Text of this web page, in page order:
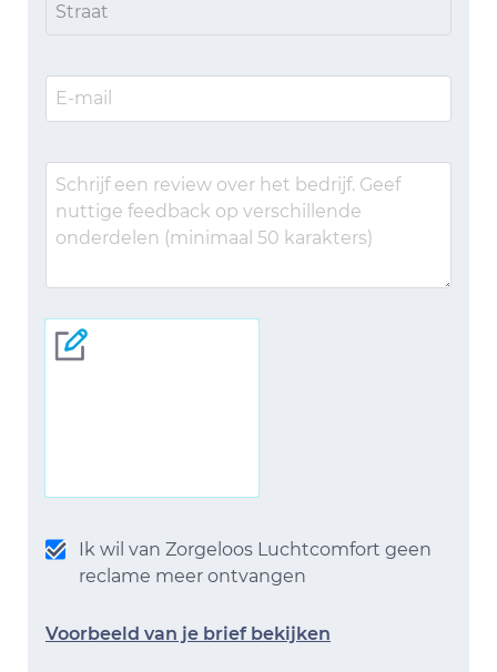
Straat
Ik wil van Zorgeloos Luchtcomfort geen
reclame meer ontvangen
Voorbeeld van je brief bekijken